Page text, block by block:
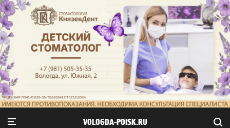
VOLOGDA-POISK.RU